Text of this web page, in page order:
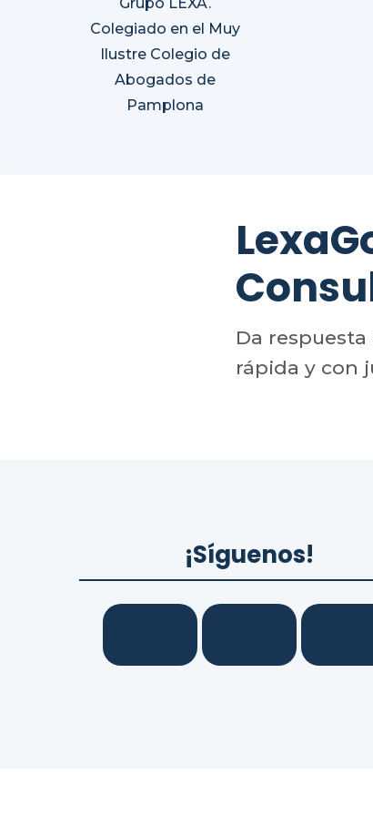
Grupo LEXA.
Colegiado en el Muy
Ilustre Colegio de
Abogados de
Pamplona
Da
rápida y con
¡Síguenos!